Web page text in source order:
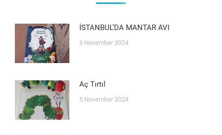
İSTANBUL’DA MANTAR AVI
6 November 2024
Aç Tırtıl
5 November 2024